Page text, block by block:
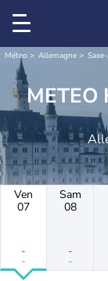
Météo Allemagne
METEO
Ven
07
-
-
Sam
08
-
-